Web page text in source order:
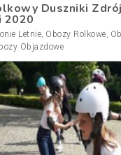
Duszniki
2020
Letnie, Obozy Rolkowe,
Objazdowe